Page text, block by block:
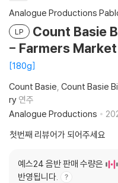
Analogue Productions
LP
Count Basie
- Farmers
180g
Count Basie Count Basie
ry 연주
Analogue Productions
첫번째 리뷰어가 되어주세요
예스24 음반 판매 수량은
반영됩니다.